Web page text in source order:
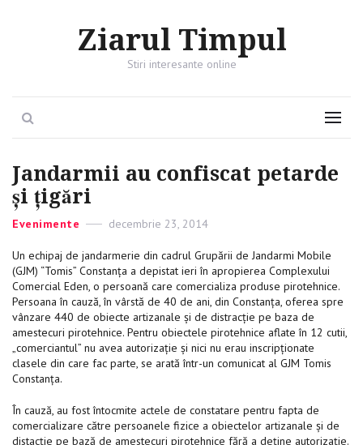
Ziarul Timpul
Stiri interesante online
Menu
Jandarmii au confiscat petarde
şi ţigări
Categories
Evenimente
Posted
decembrie 23, 2014
Un echipaj de jandarmerie din cadrul Grupării de Jandarmi Mobile
(GJM) “Tomis” Constanţa a depistat ieri în apropierea Complexului
Comercial Eden, o persoană care comercializa produse pirotehnice.
Persoana în cauză, în vârstă de 40 de ani, din Constanţa, oferea spre
vânzare 440 de obiecte artizanale şi de distracţie pe baza de
amestecuri pirotehnice. Pentru obiectele pirotehnice aflate în 12 cutii,
„comerciantul” nu avea autorizaţie şi nici nu erau inscripţionate
clasele din care fac parte, se arată într-un comunicat al GJM Tomis
Constanţa.
În cauză, au fost întocmite actele de constatare pentru fapta de
comercializare către persoanele fizice a obiectelor artizanale şi de
distacţie pe bază de amestecuri pirotehnice fără a deţine autorizaţie.